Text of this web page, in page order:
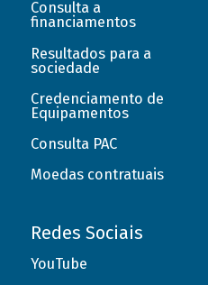
Consulta a
financiamentos
Resultados para a
sociedade
Credenciamento de
Equipamentos
Consulta PAC
Moedas contratuais
Redes Sociais
YouTube